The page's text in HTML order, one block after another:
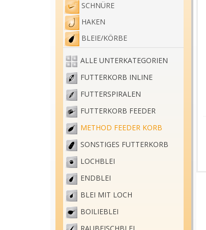
SCHNÜRE
HAKEN
BLEIE/KÖRBE
ALLE UNTERKATEGORIEN
FUTTERKORB INLINE
FUTTERSPIRALEN
FUTTERKORB FEEDER
METHOD FEEDER KORB
SONSTIGES FUTTERKORB
LOCHBLEI
ENDBLEI
BLEI MIT LOCH
BOILIEBLEI